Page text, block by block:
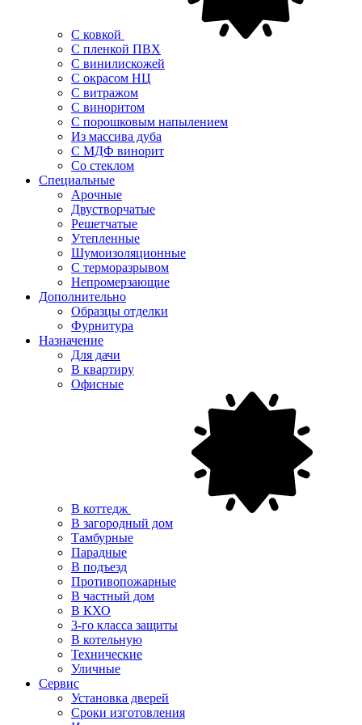
С ковкой
С пленкой ПВХ
С винилискожей
С окрасом НЦ
С витражом
С виноритом
С порошковым напылением
Из массива дуба
С МДФ винорит
Со стеклом
Специальные
Арочные
Двустворчатые
Решетчатые
Утепленные
Шумоизоляционные
С терморазрывом
Непромерзающие
Дополнительно
Образцы отделки
Фурнитура
Назначение
Для дачи
В квартиру
Офисные
В коттедж
В загородный дом
Тамбурные
Парадные
В подъезд
Противопожарные
В частный дом
В КХО
3-го класса защиты
В котельную
Технические
Уличные
Сервис
Установка дверей
Сроки изготовления